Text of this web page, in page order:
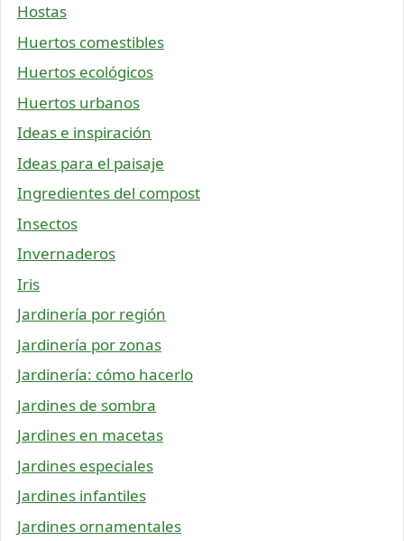
Hostas
Huertos comestibles
Huertos ecológicos
Huertos urbanos
Ideas e inspiración
Ideas para el paisaje
Ingredientes del compost
Insectos
Invernaderos
Iris
Jardinería por región
Jardinería por zonas
Jardinería: cómo hacerlo
Jardines de sombra
Jardines en macetas
Jardines especiales
Jardines infantiles
Jardines ornamentales